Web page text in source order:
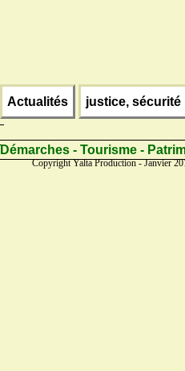
Actualités justice, sécurité
Démarches - Tourisme -
Copyright Yalta Production - Janvier